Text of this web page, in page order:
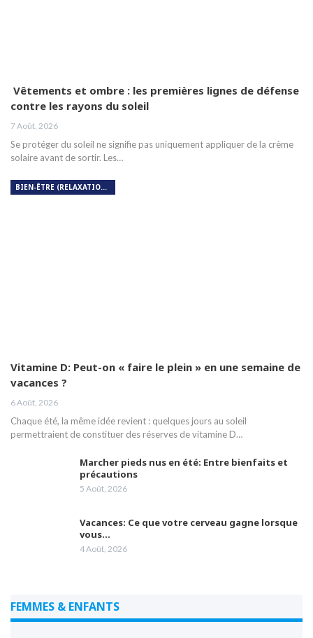
Vêtements et ombre : les premières lignes de défense
contre les rayons du soleil
7 Août, 2026
Se protéger du soleil ne signifie pas uniquement appliquer de la crème
solaire avant de sortir. Les…
BIEN-ÊTRE (RELAXATION, MÉDITATION, SOIN DU CORPS)
Vitamine D: Peut-on « faire le plein » en une semaine de
vacances ?
6 Août, 2026
Chaque été, la même idée revient : quelques jours au soleil
permettraient de constituer des réserves de vitamine D…
Marcher pieds nus en été: Entre bienfaits et
précautions
5 Août, 2026
Vacances: Ce que votre cerveau gagne lorsque
vous…
4 Août, 2026
FEMMES & ENFANTS